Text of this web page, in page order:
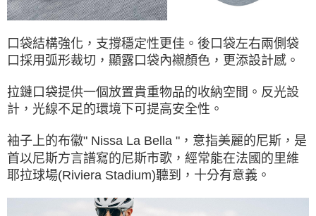
口袋結構強化，支撐穩定性更佳。後口袋左右兩側袋
口採用弧形裁切，顯露口袋內襯顏色，更添設計感。
拉鏈口袋提供一個放置貴重物品的收納空間。反光設
計，光線不足的環境下可提高安全性。
袖子上的布徽" Nissa La Bella "，意指美麗的尼斯，是
首以尼斯方言譜寫的尼斯市歌，經常能在法國的里維
耶拉球場(Riviera Stadium)聽到，十分有意義。